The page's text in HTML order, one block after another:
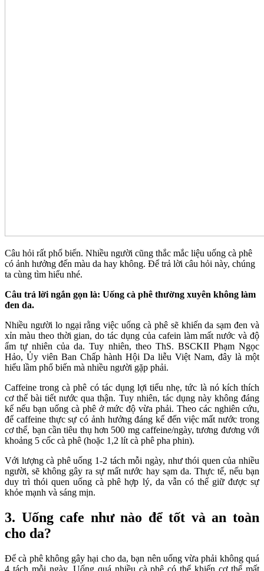
Câu hỏi rất phổ biến. Nhiều người cũng thắc mắc liệu uống cà phê
có ảnh hưởng đến màu da hay không. Để trả lời câu hỏi này, chúng
ta cùng tìm hiểu nhé.
Câu trả lời ngắn gọn là: Uống cà phê thường xuyên không làm
đen da.
Nhiều người lo ngại rằng việc uống cà phê sẽ khiến da sạm đen và
xỉn màu theo thời gian, do tác dụng của cafein làm mất nước và độ
ẩm tự nhiên của da. Tuy nhiên, theo ThS. BSCKII Phạm Ngọc
Hảo, Ủy viên Ban Chấp hành Hội Da liễu Việt Nam, đây là một
hiểu lầm phổ biến mà nhiều người gặp phải.
Caffeine trong cà phê có tác dụng lợi tiểu nhẹ, tức là nó kích thích
cơ thể bài tiết nước qua thận. Tuy nhiên, tác dụng này không đáng
kể nếu bạn uống cà phê ở mức độ vừa phải. Theo các nghiên cứu,
để caffeine thực sự có ảnh hưởng đáng kể đến việc mất nước trong
cơ thể, bạn cần tiêu thụ hơn 500 mg caffeine/ngày, tương đương với
khoảng 5 cốc cà phê (hoặc 1,2 lít cà phê pha phin).
Với lượng cà phê uống 1-2 tách mỗi ngày, như thói quen của nhiều
người, sẽ không gây ra sự mất nước hay sạm da. Thực tế, nếu bạn
duy trì thói quen uống cà phê hợp lý, da vẫn có thể giữ được sự
khỏe mạnh và sáng mịn.
3. Uống cafe như nào để tốt và an toàn
cho da?
Để cà phê không gây hại cho da, bạn nên uống vừa phải không quá
4 tách mỗi ngày. Uống quá nhiều cà phê có thể khiến cơ thể mất